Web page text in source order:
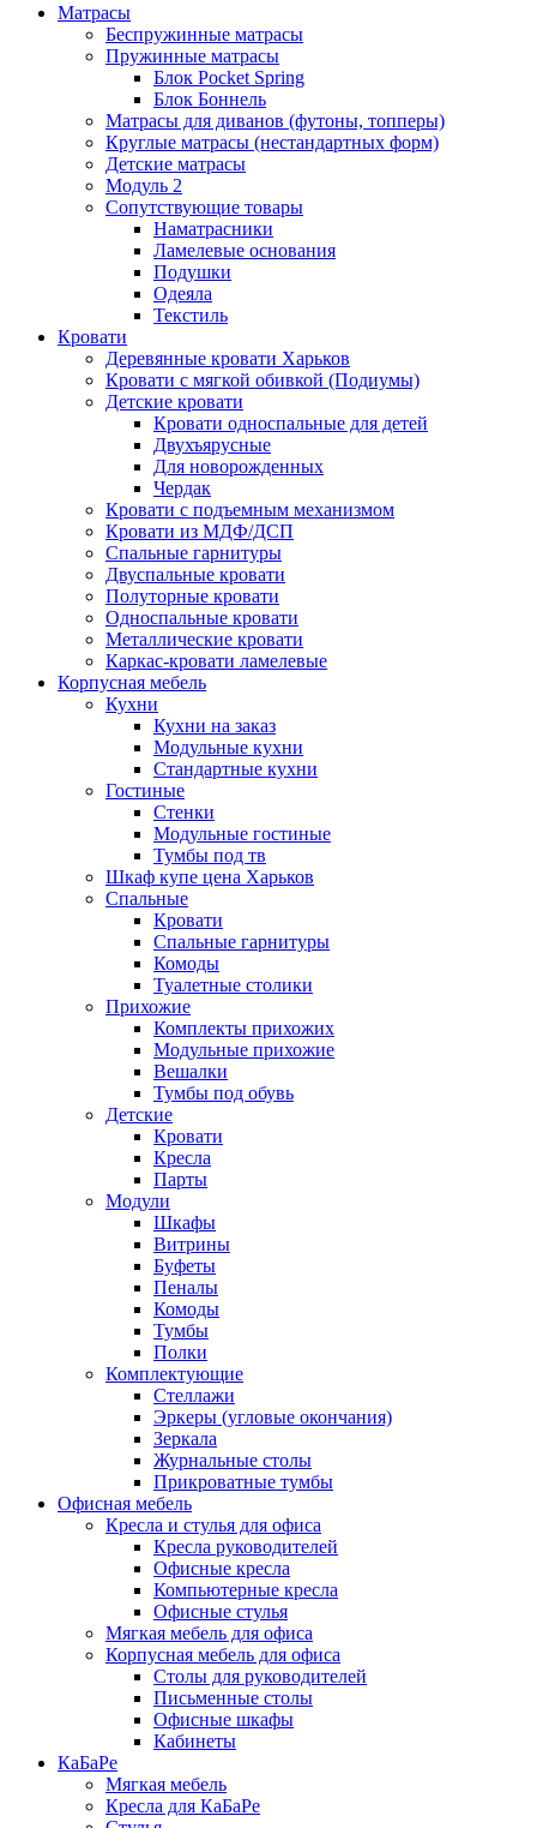
Матрасы
Беспружинные матрасы
Пружинные матрасы
Блок Pocket Spring
Блок Боннель
Матрасы для диванов (футоны, топперы)
Круглые матрасы (нестандартных форм)
Детские матрасы
Модуль 2
Сопутствующие товары
Наматрасники
Ламелевые основания
Подушки
Одеяла
Текстиль
Кровати
Деревянные кровати Харьков
Кровати с мягкой обивкой (Подиумы)
Детские кровати
Кровати односпальные для детей
Двухъярусные
Для новорожденных
Чердак
Кровати с подъемным механизмом
Кровати из МДФ/ДСП
Спальные гарнитуры
Двуспальные кровати
Полуторные кровати
Односпальные кровати
Металлические кровати
Каркас-кровати ламелевые
Корпусная мебель
Кухни
Кухни на заказ
Модульные кухни
Стандартные кухни
Гостиные
Стенки
Модульные гостиные
Тумбы под тв
Шкаф купе цена Харьков
Спальные
Кровати
Спальные гарнитуры
Комоды
Туалетные столики
Прихожие
Комплекты прихожих
Модульные прихожие
Вешалки
Тумбы под обувь
Детские
Кровати
Кресла
Парты
Модули
Шкафы
Витрины
Буфеты
Пеналы
Комоды
Тумбы
Полки
Комплектующие
Стеллажи
Эркеры (угловые окончания)
Зеркала
Журнальные столы
Прикроватные тумбы
Офисная мебель
Кресла и стулья для офиса
Кресла руководителей
Офисные кресла
Компьютерные кресла
Офисные стулья
Мягкая мебель для офиса
Корпусная мебель для офиса
Столы для руководителей
Письменные столы
Офисные шкафы
Кабинеты
КаБаРе
Мягкая мебель
Кресла для КаБаРе